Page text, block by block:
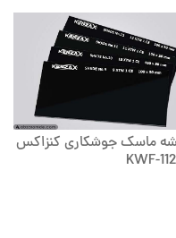
ماسک جوشکاری کنزاکس